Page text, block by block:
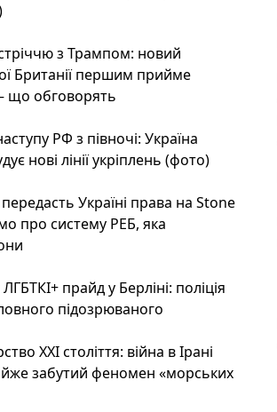
з Трампом: новий
Британії першим прийме
що обговорять
РФ з півночі: Україна
нові лінії укріплень (фото)
Україні права на Stone
про систему РЕБ, яка
прайд у Берліні: поліція
підозрюваного
XXI століття: війна в Ірані
забутий феномен «морських